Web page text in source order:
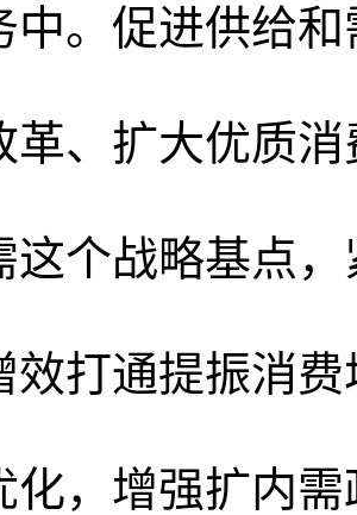
中。促进供给
革、扩大优质
这个战略基点
效打通提振消
化，增强扩内